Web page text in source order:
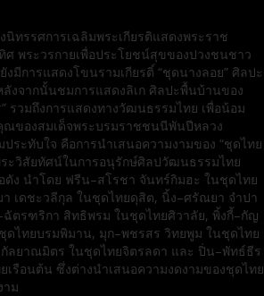
ทรรศการเฉลิมพระเกียรติแสดงพระราช
พระวรกายเพื่อประโยชน์สุขของปวงชนชาว
งมีการแสดงโขนรามเกียรติ์ “ชุดนางลอย” ศิลปะ
งจากนั้นชมการแสดงลิเก ศิลปะพื้นบ้านของ
รวมถึงการแสดงทางวัฒนธรรมไทย เพื่อน้อม
ของสมเด็จพระบรมราชชนนีพันปีหลวง
ระทับใจ คือการนำเสนอความงามของ “ชุดไทย
ะวิสัยทัศน์ในการอนุรักษ์ศิลปวัฒนธรรมไทย
ง นำโดย ฟรีน–สโรชา จันทร์กิมฮะ ในชุดไทย
า เดชะวลีกุล ในชุดไทยดุสิต, นิ้ง–ศรัณยา จำปา
ตรฑริกา สิทธิพรม ในชุดไทยศิวาลัย, พิ้งกี้–กัญ
ไทยบรมพิมาน, มุก–พชรสร วิทยพูม ในชุดไทย
ลยาณมิตร ในชุดไทยจิตรลดา และ ปิ่น–พัทธ์ธีร
เรือนต้น ซึ่งต่างนำเสนอความงดงามของชุดไทย
าม